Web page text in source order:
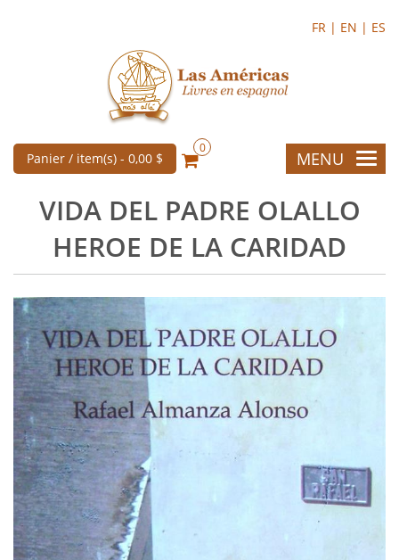
FR | EN | ES
Panier / item(s) - 0,00 $
0
MENU
VIDA DEL PADRE OLALLO
HEROE DE LA CARIDAD